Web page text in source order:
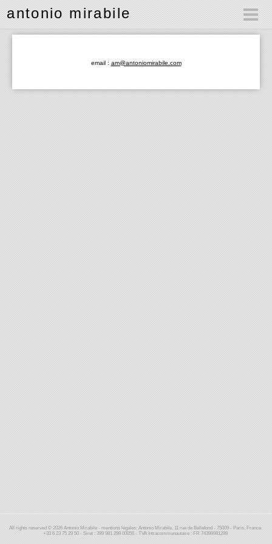
antonio mirabile
email : am@antoniomirabile.com
All rights reserved © 2026 Antonio Mirabile - mentions légales: Antonio Mirabile, 11 rue de Bellefond - 75009 - Paris, France.
+33 6 23 75 29 50 - Siret : 399 981 299 00056 - TVA Intracommunautaire : FR 74399981299